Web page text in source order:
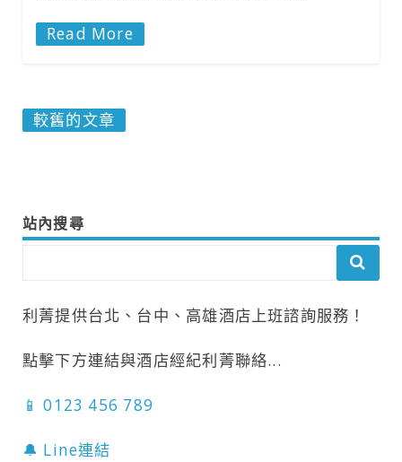
Read More
文
覽
較舊的文章
站內搜尋
利菁提供台北、台中、高雄酒店上班諮詢服務！
點擊下方連結與酒店經紀利菁聯絡...
📱 0123 456 789
🔔 Line連結